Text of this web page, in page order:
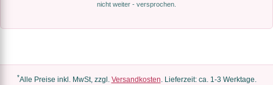
nicht weiter - versprochen.
*Alle Preise inkl. MwSt, zzgl. Versandkosten. Lieferzeit: ca. 1-3 Werktage.